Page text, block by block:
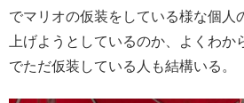
でマリオの仮装をしている様な個人
上げようとしているのか、よくわか
でただ仮装している人も結構いる。